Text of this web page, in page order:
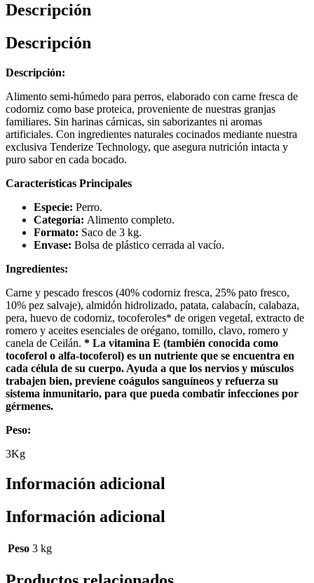
Descripción
Descripción
Descripción:
Alimento semi-húmedo para perros, elaborado con carne fresca de
codorniz como base proteica, proveniente de nuestras granjas
familiares. Sin harinas cárnicas, sin saborizantes ni aromas
artificiales. Con ingredientes naturales cocinados mediante nuestra
exclusiva Tenderize Technology, que asegura nutrición intacta y
puro sabor en cada bocado.
Características Principales
Especie: Perro.
Categoría: Alimento completo.
Formato: Saco de 3 kg.
Envase: Bolsa de plástico cerrada al vacío.
Ingredientes:
Carne y pescado frescos (40% codorniz fresca, 25% pato fresco,
10% pez salvaje), almidón hidrolizado, patata, calabacín, calabaza,
pera, huevo de codorniz, tocoferoles* de origen vegetal, extracto de
romero y aceites esenciales de orégano, tomillo, clavo, romero y
canela de Ceilán. * La vitamina E (también conocida como
tocoferol o alfa-tocoferol) es un nutriente que se encuentra en
cada célula de su cuerpo. Ayuda a que los nervios y músculos
trabajen bien, previene coágulos sanguíneos y refuerza su
sistema inmunitario, para que pueda combatir infecciones por
gérmenes.
Peso:
3Kg
Información adicional
Información adicional
Peso 3 kg